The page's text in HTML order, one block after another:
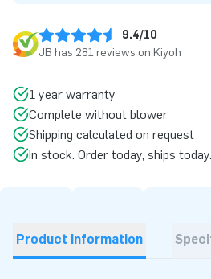
9.4/10
JB has 281 reviews on Kiyoh
1 year warranty
Complete without blower
Shipping calculated on request
In stock. Order today, ships today.
Product information